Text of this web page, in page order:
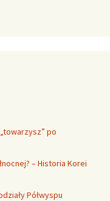
po
– Historia Korei
Półwyspu